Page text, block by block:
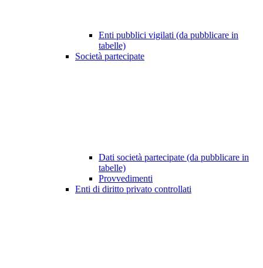
Enti pubblici vigilati (da pubblicare in
tabelle)
Società partecipate
Dati società partecipate (da pubblicare in
tabelle)
Provvedimenti
Enti di diritto privato controllati